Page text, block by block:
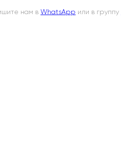
нам в WhatsApp или в группу